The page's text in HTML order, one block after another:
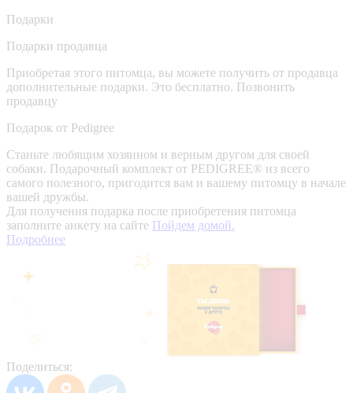
Подарки
Подарки продавца
Приобретая этого питомца, вы можете получить от продавца
дополнительные подарки. Это бесплатно. Позвонить
продавцу
Подарок от Pedigree
Станьте любящим хозяином и верным другом для своей
собаки. Подарочный комплект от PEDIGREE® из всего
самого полезного, пригодится вам и вашему питомцу в начале
вашей дружбы.
Для получения подарка после приобретения питомца
заполните анкету на сайте Пойдем домой.
Подробнее
Поделиться: